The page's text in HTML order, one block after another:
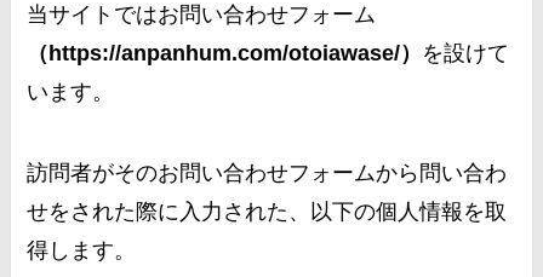
当サイトではお問い合わせフォーム
（https://anpanhum.com/otoiawase/） を設けて
います。
訪問者がそのお問い合わせフォームから問い合わ
せをされた際に入力された、以下の個人情報を取
得します。